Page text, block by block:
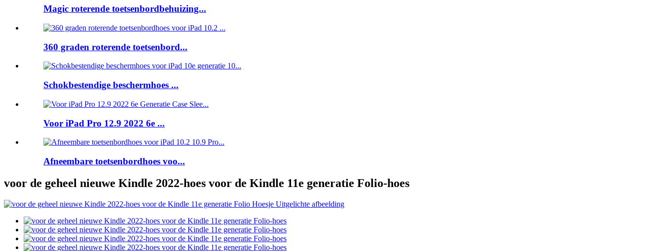
Magic roterende toetsenbordbehuizing...
360 graden roterende toetsenbord...
Schokbestendige beschermhoes ...
Voor iPad Pro 12.9 2022 6e ...
Afneembare toetsenbordhoes voo...
voor de geheel nieuwe Kindle 2022-hoes voor de Kindle 11e generatie Folio-hoes